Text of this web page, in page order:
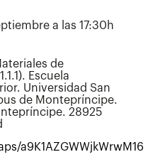
a las 17:30h
de
Escuela
Universidad San
de Montepríncipe.
28925
a9K1AZGWWjkWrwM16